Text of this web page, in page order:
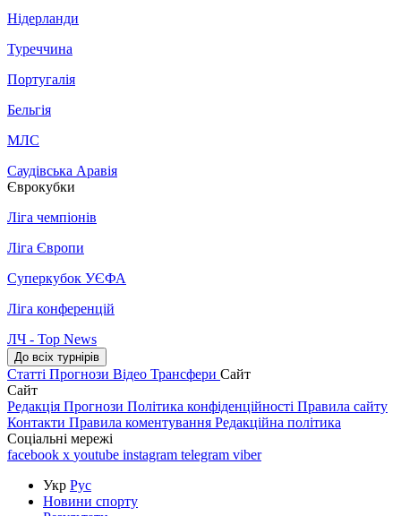
Нідерланди
Туреччина
Португалія
Бельгія
МЛС
Саудівська Аравія
Єврокубки
Ліга чемпіонів
Ліга Європи
Суперкубок УЄФА
Ліга конференцій
ЛЧ - Top News
До всіх турнірів
Статті Прогнози Відео Трансфери Сайт
Сайт
Редакція Прогнози Політика конфіденційності Правила сайту
Контакти Правила коментування Редакційна політика
Соціальні мережі
facebook x youtube instagram telegram viber
Укр Рус
Новини спорту